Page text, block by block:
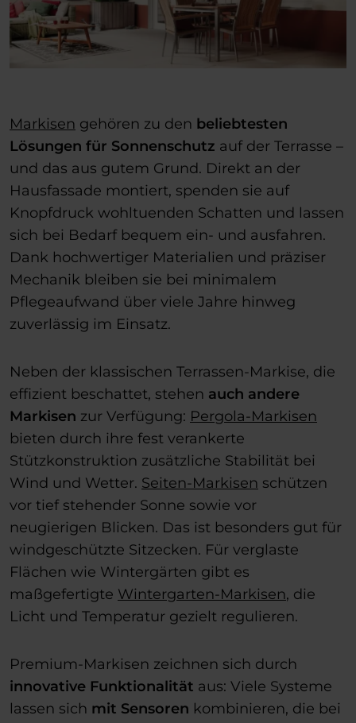
Markisen gehören zu den beliebtesten
Lösungen für Sonnenschutz auf der Terrasse –
und das aus gutem Grund. Direkt an der
Hausfassade montiert, spenden sie auf
Knopfdruck wohltuenden Schatten und lassen
sich bei Bedarf bequem ein- und ausfahren.
Dank hochwertiger Materialien und präziser
Mechanik bleiben sie bei minimalem
Pflegeaufwand über viele Jahre hinweg
zuverlässig im Einsatz.
Neben der klassischen Terrassen-Markise, die
effizient beschattet, stehen auch andere
Markisen zur Verfügung: Pergola-Markisen
bieten durch ihre fest verankerte
Stützkonstruktion zusätzliche Stabilität bei
Wind und Wetter. Seiten-Markisen schützen
vor tief stehender Sonne sowie vor
neugierigen Blicken. Das ist besonders gut für
windgeschützte Sitzecken. Für verglaste
Flächen wie Wintergärten gibt es
maßgefertigte Wintergarten-Markisen, die
Licht und Temperatur gezielt regulieren.
Premium-Markisen zeichnen sich durch
innovative Funktionalität aus: Viele Systeme
lassen sich mit Sensoren kombinieren, die bei